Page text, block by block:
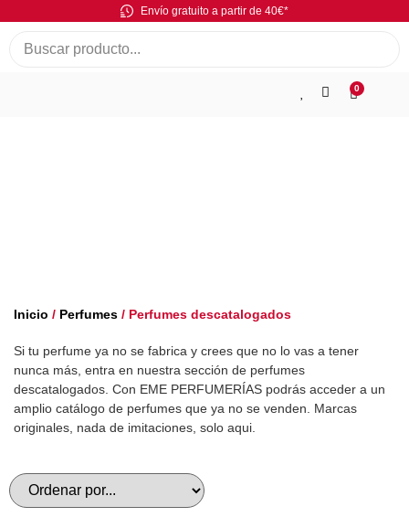
Envío gratuito a partir de 40€*
0
Inicio / Perfumes / Perfumes descatalogados
Si tu perfume ya no se fabrica y crees que no lo vas a tener
nunca más, entra en nuestra sección de perfumes
descatalogados. Con EME PERFUMERÍAS podrás acceder a un
amplio catálogo de perfumes que ya no se venden. Marcas
originales, nada de imitaciones, solo aqui.